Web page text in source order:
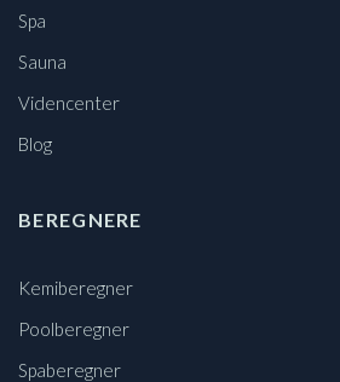
Spa
Sauna
Videncenter
Blog
BEREGNERE
Kemiberegner
Poolberegner
Spaberegner